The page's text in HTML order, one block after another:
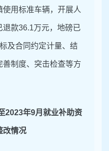
用标准车辆，开展人
退款36.1万元，地磅已
及合同约定计量、结
制度、突击检查等方
2023年9月就业补助资
改情况